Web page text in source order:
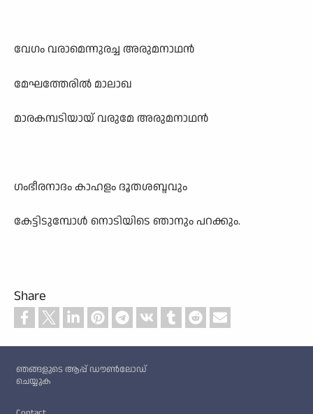
വേഗം വരാമെന്നുരച്ച അരുമനാഥൻ
മേഘത്തേരിൽ മാലാഖ
മാരകമ്പടിയായ് വരുമേ അരുമനാഥൻ
ഗംഭീരനാദം കാഹളം ദൂതശബ്ദവും
കേട്ടിടുമ്പോൾ നൊടിയിടെ ഞാനും പറക്കും.
Share
ഞങ്ങളുടെ ആപ്പ് ഡൗൺലോഡ്
ചെയ്യുക
Footer